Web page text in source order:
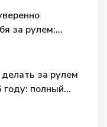
за рулем:
для новичков
за рулем
году: полный
и штрафов